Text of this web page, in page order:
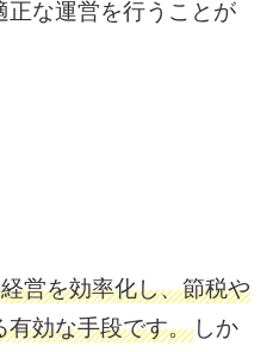
正な運営を行うことが
営を効率化し、節税や
有効な手段です。しか